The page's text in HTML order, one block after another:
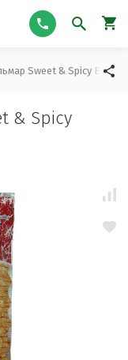
Sweet & Spicy Bento
& Spicy